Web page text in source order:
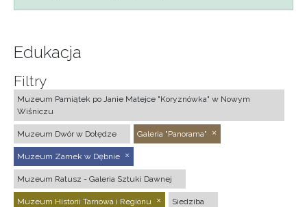
Edukacja
Filtry
Muzeum Pamiątek po Janie Matejce "Koryznówka" w Nowym
Wiśniczu
Muzeum Dwór w Dołędze Galeria "Panorama"
Muzeum Zamek w Dębnie
Muzeum Ratusz - Galeria Sztuki Dawnej
Muzeum Historii Tarnowa i Regionu Siedziba